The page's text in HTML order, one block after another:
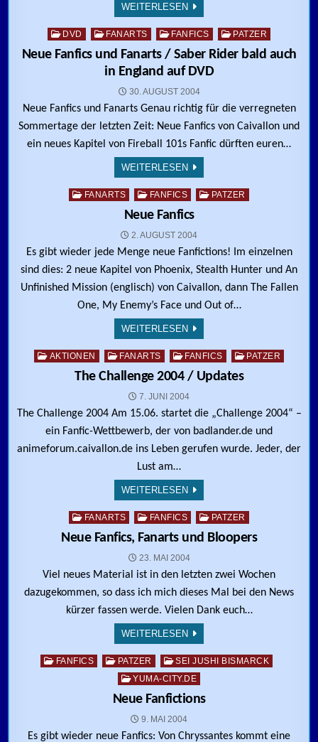
WEITERLESEN
Posted in
DVD FANARTS FANFICS PATZER
Neue Fanfics und Fanarts / Saber Rider bald auch
in England auf DVD
30. AUGUST 2004
Neue Fanfics und Fanarts Genau richtig für die verregneten
Sommertage der letzten Zeit: Neue Fanfics von Caivallon und
ein neues Kapitel von Fireball 101s Fanfic dürften euren…
WEITERLESEN
Posted in
FANARTS FANFICS PATZER
Neue Fanfics
2. AUGUST 2004
Es gibt wieder jede Menge neue Fanfictions! Im einzelnen
sind dies: 2 neue Kapitel von Phoenix, Stealth Hunter und An
Unfinished Mission (englisch) von Caivallon, dann The Fallen
One, My Enemy’s Face und Out of…
WEITERLESEN
Posted in
AKTIONEN FANARTS FANFICS PATZER
The Challenge 2004 / Updates
7. JUNI 2004
The Challenge 2004 Am 15.06. startet die „Challenge 2004“ –
ein Fanfic-Wettbewerb, der von badlander.de und
animeforum.caivallon.de ins Leben gerufen wurde. Jeder, der
Lust am…
WEITERLESEN
Posted in
FANARTS FANFICS PATZER
Neue Fanfics, Fanarts und Bloopers
23. MAI 2004
Viel neues Material ist in den letzten zwei Wochen
dazugekommen, so dass ich mich dieses Mal bei den News
kürzer fassen werde. Vielen Dank euch…
WEITERLESEN
Posted in
FANFICS PATZER
SEI JUSHI BISMARCK
YUMA-CITY.DE
Neue Fanfictions
9. MAI 2004
Es gibt wieder neue Fanfics: Von Chryssantes kommt eine